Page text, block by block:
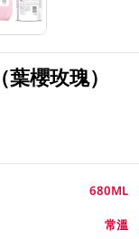
櫻玫瑰）
680ML
常溫